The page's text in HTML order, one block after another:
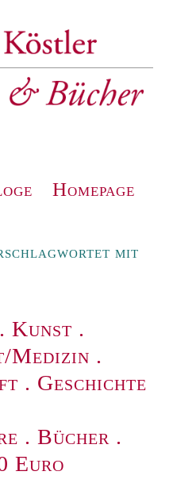
Homepage
mit
. Kunst .
Medizin .
. Geschichte
. Bücher .
Euro